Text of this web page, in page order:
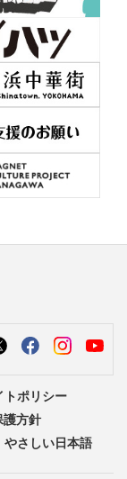
トポリシー
護方針
やさしい日本語